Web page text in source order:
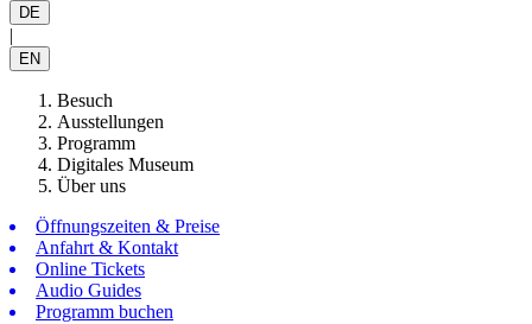
DE
|
EN
Besuch
Ausstellungen
Programm
Digitales Museum
Über uns
Öffnungszeiten & Preise
Anfahrt & Kontakt
Online Tickets
Audio Guides
Programm buchen